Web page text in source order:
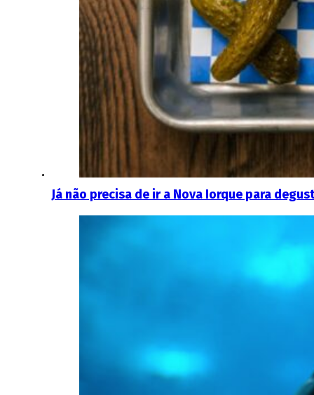
Já não precisa de ir a Nova Iorque para